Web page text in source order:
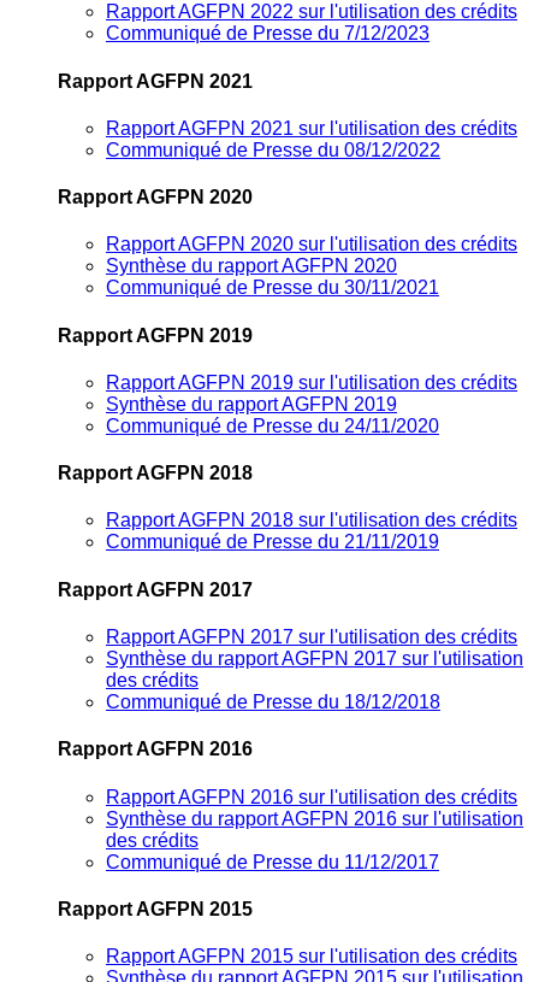
Rapport AGFPN 2022 sur l'utilisation des crédits
Communiqué de Presse du 7/12/2023
Rapport AGFPN 2021
Rapport AGFPN 2021 sur l'utilisation des crédits
Communiqué de Presse du 08/12/2022
Rapport AGFPN 2020
Rapport AGFPN 2020 sur l'utilisation des crédits
Synthèse du rapport AGFPN 2020
Communiqué de Presse du 30/11/2021
Rapport AGFPN 2019
Rapport AGFPN 2019 sur l'utilisation des crédits
Synthèse du rapport AGFPN 2019
Communiqué de Presse du 24/11/2020
Rapport AGFPN 2018
Rapport AGFPN 2018 sur l'utilisation des crédits
Communiqué de Presse du 21/11/2019
Rapport AGFPN 2017
Rapport AGFPN 2017 sur l'utilisation des crédits
Synthèse du rapport AGFPN 2017 sur l'utilisation
des crédits
Communiqué de Presse du 18/12/2018
Rapport AGFPN 2016
Rapport AGFPN 2016 sur l'utilisation des crédits
Synthèse du rapport AGFPN 2016 sur l'utilisation
des crédits
Communiqué de Presse du 11/12/2017
Rapport AGFPN 2015
Rapport AGFPN 2015 sur l'utilisation des crédits
Synthèse du rapport AGFPN 2015 sur l'utilisation